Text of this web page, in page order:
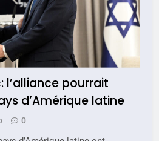
l’alliance pourrait
d’Amérique latine
0
l’année la plus
selon le rapport
contre
ISRAÉL
DIGNE ET RÉSILIENTE :
JE REVENDIQUE
JUDAÏTE par Thérèse
JUDAISME